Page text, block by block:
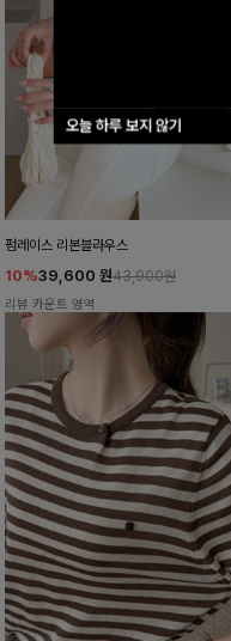
오늘 하루 보지 않기
펌레이스 리본블라우스
10%39,600 원43,900원
리뷰 카운트 영역